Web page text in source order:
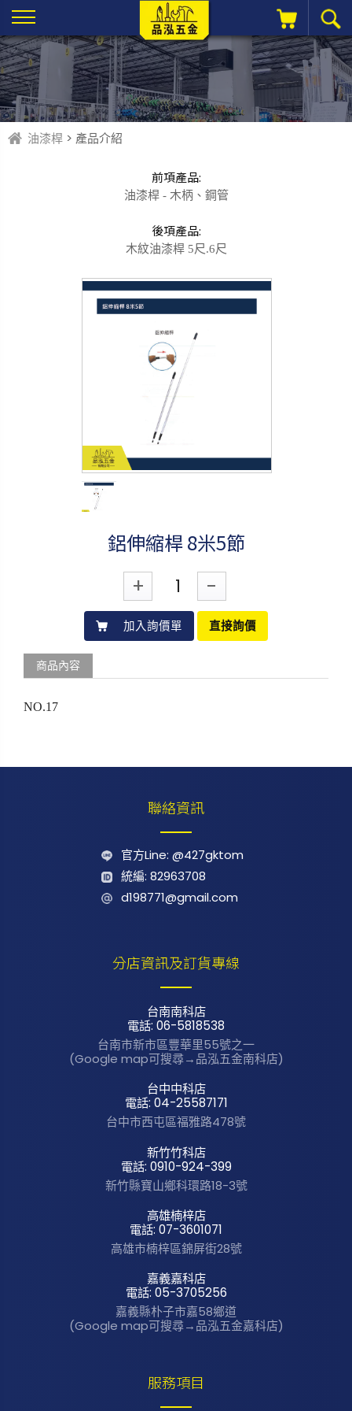
油漆桿 > 產品介紹
前項產品:
油漆桿 - 木柄、鋼管
後項產品:
木紋油漆桿 5尺.6尺
鋁伸縮桿 8米5節
+ -
加入詢價單 直接詢價
商品內容
NO.17
聯絡資訊
官方Line: @427gktom
統編: 82963708
d198771@gmail.com
分店資訊及訂貨專線
台南南科店
電話: 06-5818538
台南市新市區豐華里55號之一
(Google map可搜尋→品泓五金南科店)
台中中科店
電話: 04-25587171
台中市西屯區福雅路478號
新竹竹科店
電話: 0910-924-399
新竹縣寶山鄉科環路18-3號
高雄楠梓店
電話: 07-3601071
高雄市楠梓區錦屏街28號
嘉義嘉科店
電話: 05-3705256
嘉義縣朴子市嘉58鄉道
(Google map可搜尋→品泓五金嘉科店)
服務項目